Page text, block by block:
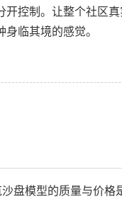
控制。让整个社区
临其境的感觉。
盘模型的质量与价格